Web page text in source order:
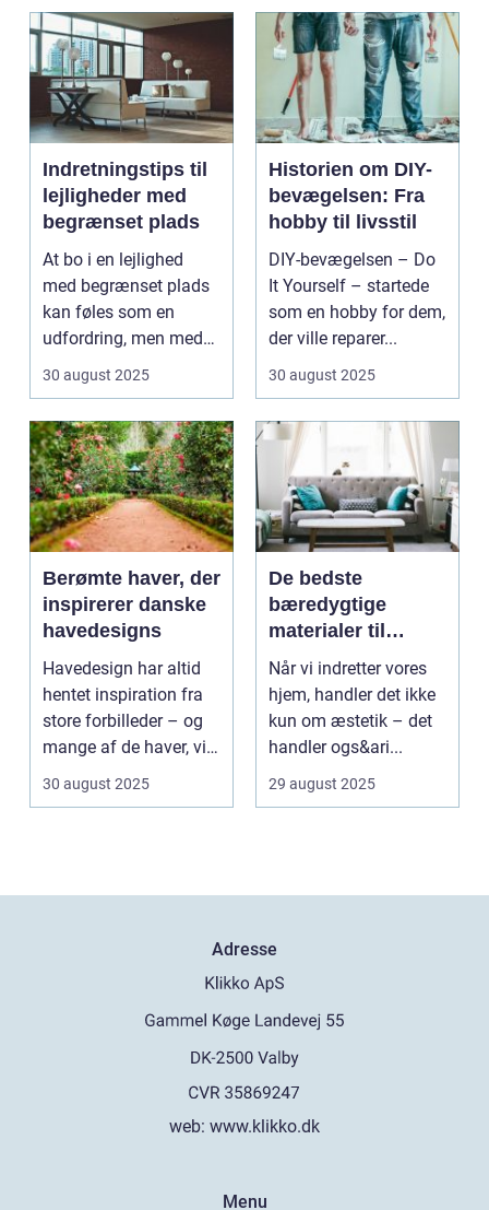
Indretningstips til
lejligheder med
begrænset plads
At bo i en lejlighed
med begrænset plads
kan føles som en
udfordring, men med
de rette ...
30 august 2025
Historien om DIY-
bevægelsen: Fra
hobby til livsstil
DIY-bevægelsen – Do
It Yourself – startede
som en hobby for dem,
der ville reparer...
30 august 2025
Berømte haver, der
inspirerer danske
havedesigns
Havedesign har altid
hentet inspiration fra
store forbilleder – og
mange af de haver, vi
kende...
30 august 2025
De bedste
bæredygtige
materialer til
boligindretning
Når vi indretter vores
hjem, handler det ikke
kun om æstetik – det
handler ogs&ari...
29 august 2025
Adresse
web: www.klikko.dk
Menu